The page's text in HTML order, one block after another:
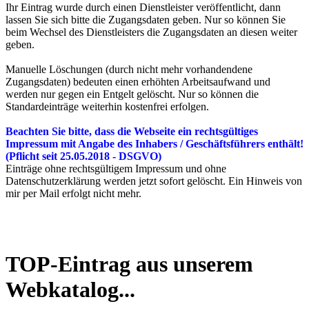
Ihr Eintrag wurde durch einen Dienstleister veröffentlicht, dann
lassen Sie sich bitte die Zugangsdaten geben. Nur so können Sie
beim Wechsel des Dienstleisters die Zugangsdaten an diesen weiter
geben.
Manuelle Löschungen (durch nicht mehr vorhandendene
Zugangsdaten) bedeuten einen erhöhten Arbeitsaufwand und
werden nur gegen ein Entgelt gelöscht. Nur so können die
Standardeinträge weiterhin kostenfrei erfolgen.
Beachten Sie bitte, dass die Webseite ein rechtsgültiges
Impressum mit Angabe des Inhabers / Geschäftsführers enthält!
(Pflicht seit 25.05.2018 - DSGVO)
Einträge ohne rechtsgültigem Impressum und ohne
Datenschutzerklärung werden jetzt sofort gelöscht. Ein Hinweis von
mir per Mail erfolgt nicht mehr.
TOP-Eintrag aus unserem
Webkatalog...